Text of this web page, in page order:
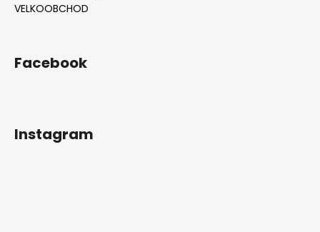
VELKOOBCHOD
Facebook
Instagram